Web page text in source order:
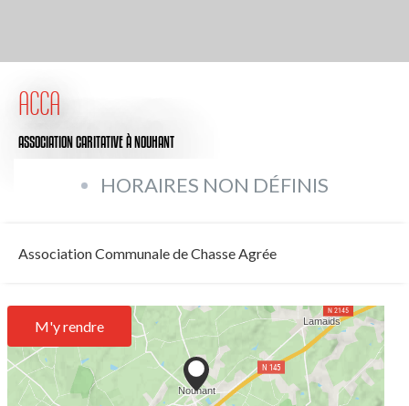
ACCA
ASSOCIATION CARITATIVEÀ NOUHANT
HORAIRES NON DÉFINIS
Association Communale de Chasse Agrée
M'y rendre